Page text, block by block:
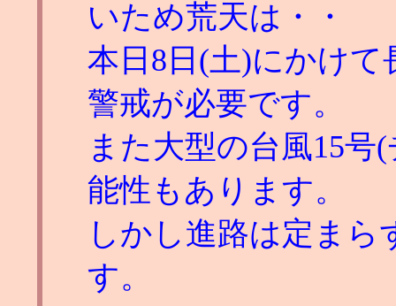
いため荒天は・・
本日8日(土)にかけ
警戒が必要です。
また大型の台風15
能性もあります。
しかし進路は定ま
す。